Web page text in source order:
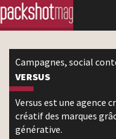
Campagnes, social
VERSUS
Versus est une agence
créatif des marques
générative.